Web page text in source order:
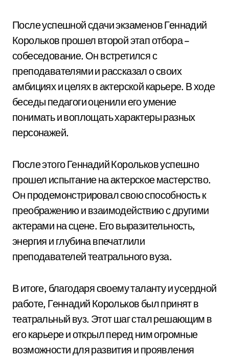
После успешной сдачи экзаменов Геннадий
Корольков прошел второй этап отбора –
собеседование. Он встретился с
преподавателями и рассказал о своих
амбициях и целях в актерской карьере. В ходе
беседы педагоги оценили его умение
понимать и воплощать характеры разных
персонажей.
После этого Геннадий Корольков успешно
прошел испытание на актерское мастерство.
Он продемонстрировал свою способность к
преображению и взаимодействию с другими
актерами на сцене. Его выразительность,
энергия и глубина впечатлили
преподавателей театрального вуза.
В итоге, благодаря своему таланту и усердной
работе, Геннадий Корольков был принят в
театральный вуз. Этот шаг стал решающим в
его карьере и открыл перед ним огромные
возможности для развития и проявления